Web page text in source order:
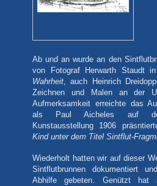
Ab und an wurde an den
von Fotograf Herwarth Staudt
Wahrheit, auch Heinrich
Zeichnen und Malen an der
Aufmerksamkeit erreichte das
als Paul Aicheles auf
Kunstausstellung 1906
Kind unter dem Titel Sintflut-
Wiederholt hatten wir auf dieser
Sintflutbrunnen dokumentiert
Abhilfe gebeten. Genützt